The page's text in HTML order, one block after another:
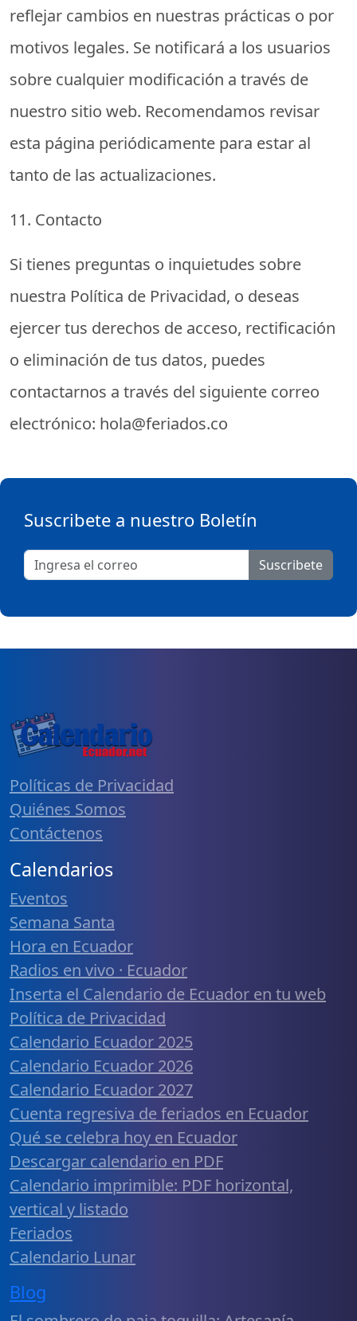
reflejar cambios en nuestras prácticas o por
motivos legales. Se notificará a los usuarios
sobre cualquier modificación a través de
nuestro sitio web. Recomendamos revisar
esta página periódicamente para estar al
tanto de las actualizaciones.
11. Contacto
Si tienes preguntas o inquietudes sobre
nuestra Política de Privacidad, o deseas
ejercer tus derechos de acceso, rectificación
o eliminación de tus datos, puedes
contactarnos a través del siguiente correo
electrónico: hola@feriados.co
Suscribete a nuestro Boletín
Suscribete
Políticas de Privacidad
Quiénes Somos
Contáctenos
Calendarios
Eventos
Semana Santa
Hora en Ecuador
Radios en vivo · Ecuador
Inserta el Calendario de Ecuador en tu web
Política de Privacidad
Calendario Ecuador 2025
Calendario Ecuador 2026
Calendario Ecuador 2027
Cuenta regresiva de feriados en Ecuador
Qué se celebra hoy en Ecuador
Descargar calendario en PDF
Calendario imprimible: PDF horizontal,
vertical y listado
Feriados
Calendario Lunar
Blog